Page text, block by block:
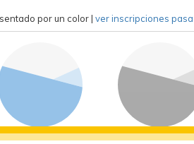
por un color| ver inscripciones
formación general